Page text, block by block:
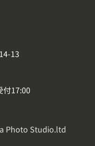
13
17:00
Photo Studio.ltd